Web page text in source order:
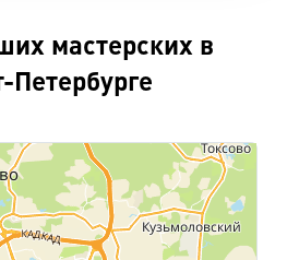
мастерских в
Петербурге